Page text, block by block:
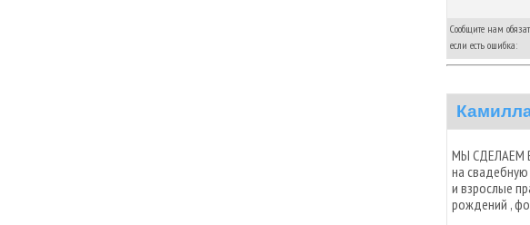
Сообщите нам
если есть ошибка:
МЫ СДЕЛАЕМ
на
и взрослые
рождений ,